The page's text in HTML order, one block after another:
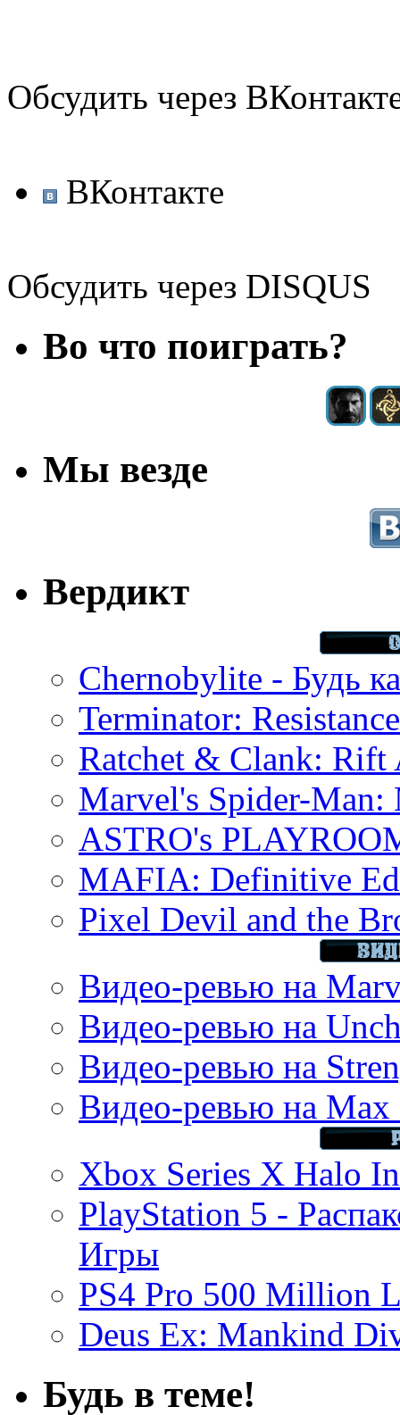
Обсудить через
ВКонтакте
Обсудить через DISQUS
Во что поиграть?
Мы везде
Вердикт
Chernobylite - Будь
Terminator:
Ratchet & Clank: Rift
Marvel's Spider-Man:
ASTRO's
MAFIA: Definitive
Pixel Devil and the
Видео-ревью на
Видео-ревью на
Видео-ревью на
Видео-ревью на Max
Xbox Series X Halo
PlayStation 5 -
Игры
PS4 Pro 500 Million
Deus Ex: Mankind
Будь в теме!